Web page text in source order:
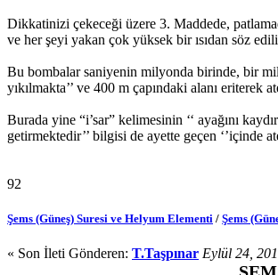
Dikkatinizi çekeceği üzere 3. Maddede,
ve her şeyi yakan çok yüksek bir ısıdan söz
Bu bombalar saniyenin milyonda birinde, bir
yıkılmakta’’ ve 400 m çapındaki alanı
Burada yine “i’sar” kelimesinin ‘‘ ayağını
getirmektedir’’ bilgisi de ayette geçen ‘’içinde
92
Şems (Güneş) Suresi ve Helyum Elementi / Şems
« Son İleti Gönderen: T.Taşpınar Eylül 24,